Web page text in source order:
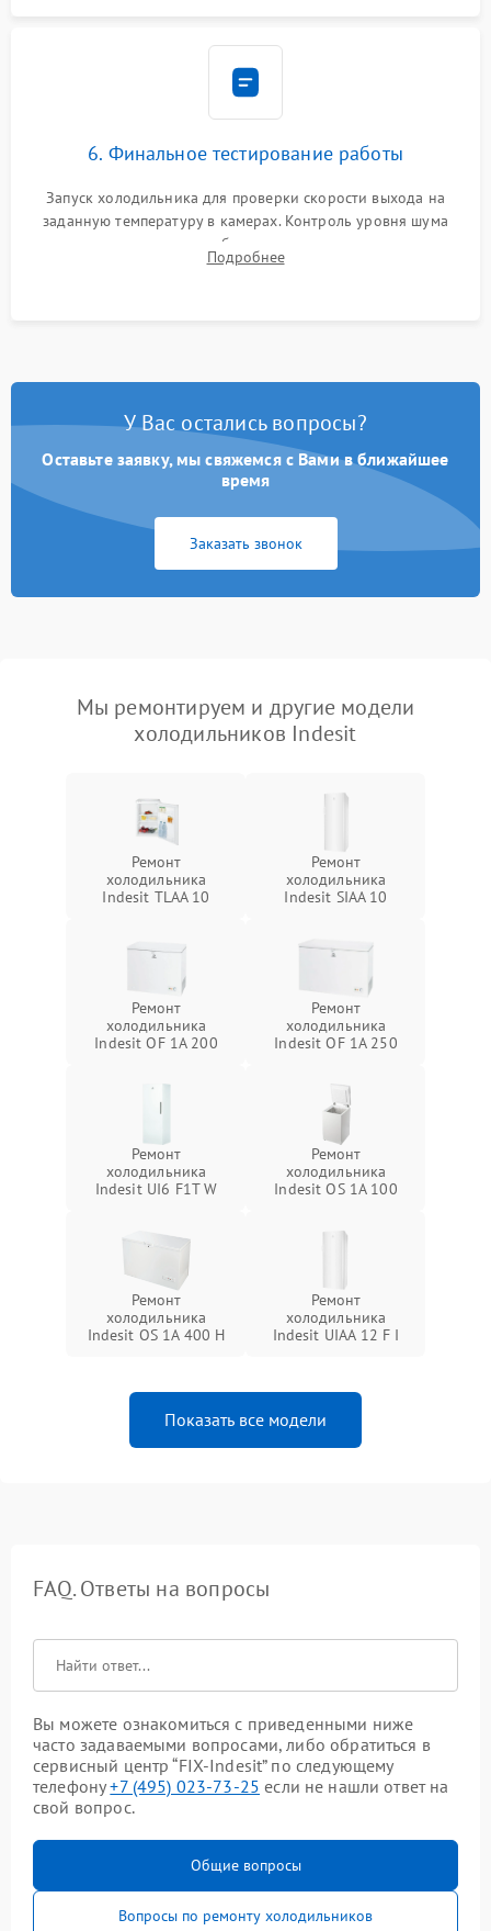
6. Финальное тестирование работы
Запуск холодильника для проверки скорости выхода на
заданную температуру в камерах. Контроль уровня шума
компрессора, отсутствия обмерзания стенок и корректного
срабатывания системы автоматической оттайки.
Подробнее
У Вас остались вопросы?
Оставьте заявку, мы свяжемся с Вами в ближайшее
время
Заказать звонок
Мы ремонтируем и другие модели
холодильников Indesit
Ремонт
холодильника
Indesit TLAA 10
Ремонт
холодильника
Indesit SIAA 10
Ремонт
холодильника
Indesit OF 1A 200
Ремонт
холодильника
Indesit OF 1A 250
Ремонт
холодильника
Indesit UI6 F1T W
Ремонт
холодильника
Indesit OS 1A 100
Ремонт
холодильника
Indesit OS 1A 400 H
Ремонт
холодильника
Indesit UIAA 12 F I
Показать все модели
FAQ. Ответы на вопросы
Вы можете ознакомиться с приведенными ниже
часто задаваемыми вопросами, либо обратиться в
сервисный центр “FIX-Indesit” по следующему
телефону+7 (495) 023-73-25 если не нашли ответ на
свой вопрос.
Общие вопросы
Вопросы по ремонту холодильников